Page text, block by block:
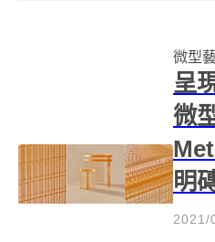
入古
內，
微型
呈
微
明
2021/